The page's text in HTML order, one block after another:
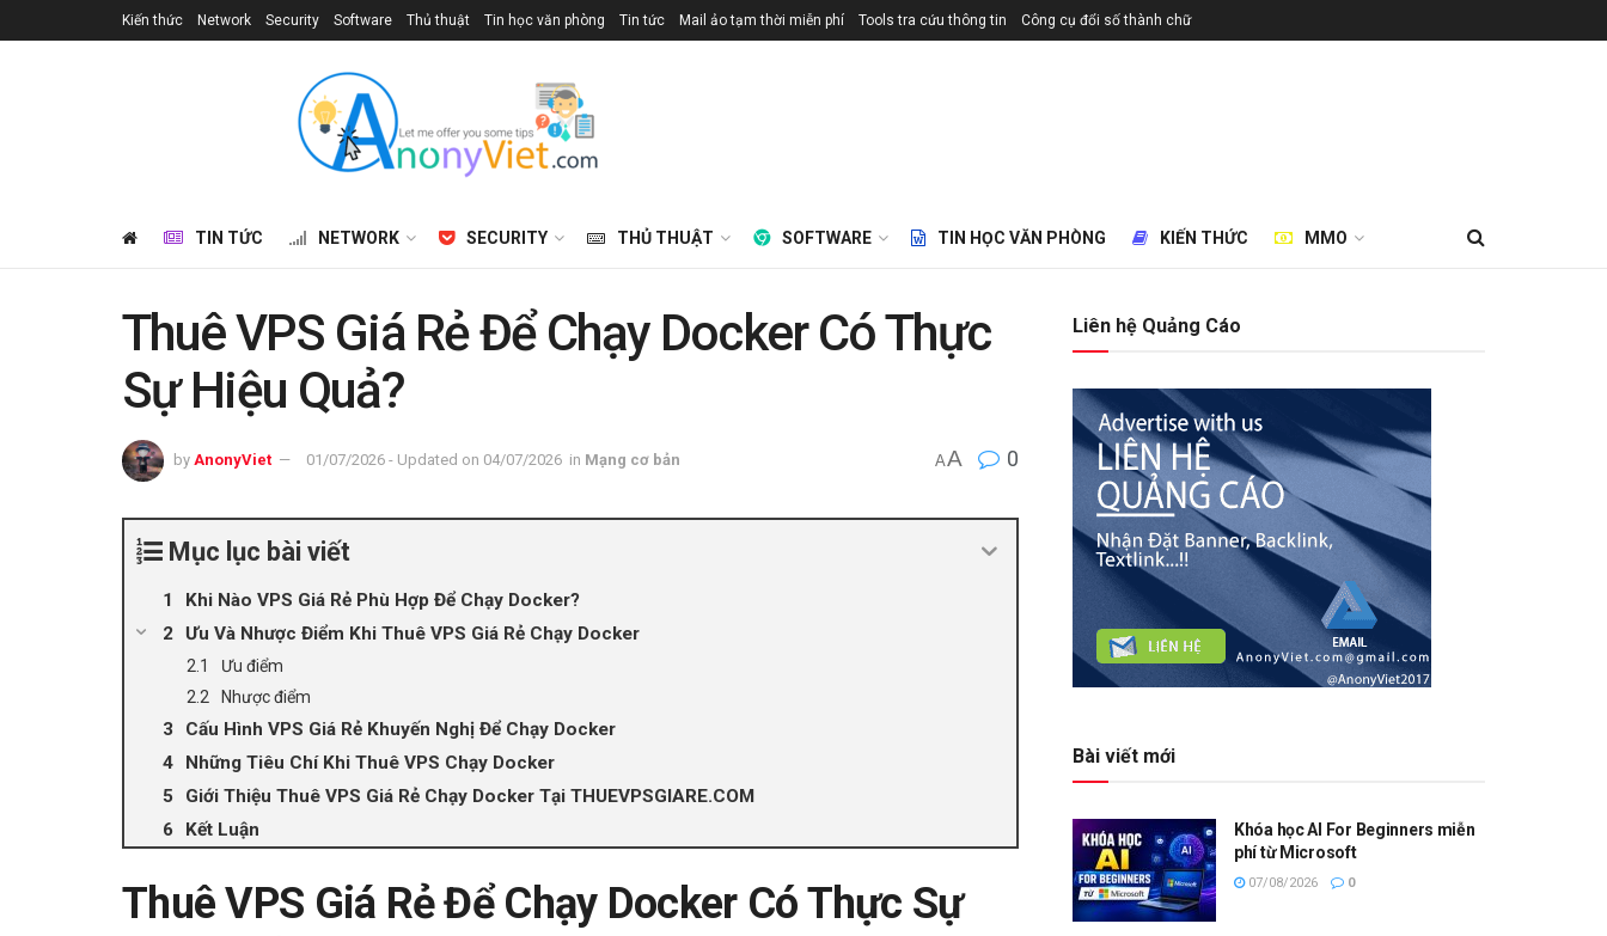
Kiến thức Network Security Software Thủ thuật Tin học văn phòng Tin tức Mail ảo tạm thời miễn phí Tools tra cứu thông tin Công cụ đổi số thành chữ
TIN TỨC NETWORK SECURITY THỦ THUẬT SOFTWARE TIN HỌC VĂN PHÒNG KIẾN THỨC MMO
Thuê VPS Giá Rẻ Để Chạy Docker Có Thực
Sự Hiệu Quả?
by AnonyViet 01/07/2026 - Updated on 04/07/2026 in Mạng cơ bản AA 0
Mục lục bài viết
Khi Nào VPS Giá Rẻ Phù Hợp Để Chạy Docker?
Ưu Và Nhược Điểm Khi Thuê VPS Giá Rẻ Chạy Docker
Ưu điểm
Nhược điểm
Cấu Hình VPS Giá Rẻ Khuyến Nghị Để Chạy Docker
Những Tiêu Chí Khi Thuê VPS Chạy Docker
Giới Thiệu Thuê VPS Giá Rẻ Chạy Docker Tại THUEVPSGIARE.COM
Kết Luận
Thuê VPS Giá Rẻ Để Chạy Docker Có Thực Sự
Liên hệ Quảng Cáo
Bài viết mới
Khóa học AI For Beginners miễn
phí từ Microsoft
07/08/2026 0